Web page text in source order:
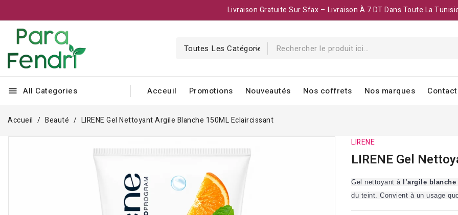
Livraison Gratuite Sur Sfax – Livraison À 7 DT Dans Toute La
menu All Categories Acceuil Promotions Nouveautés Nos coffrets Nos marques
Accueil Beauté LIRENE Gel Nettoyant Argile Blanche 150ML Eclaircissant
LIRENE
LIRENE Gel
Gel nettoyant à l’argile
du teint. Convient à un usage